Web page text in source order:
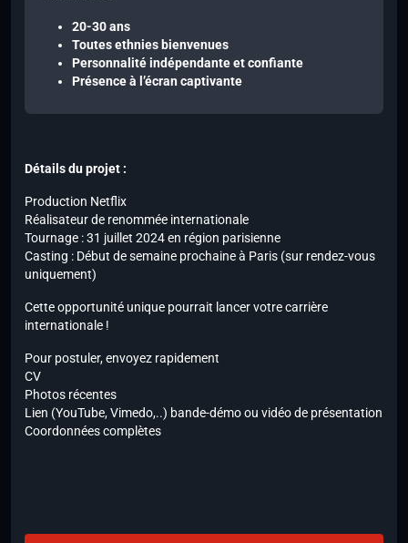
20-30 ans
Toutes ethnies bienvenues
Personnalité indépendante et confiante
Présence à l’écran captivante
Détails du projet :
Production Netflix
Réalisateur de renommée internationale
Tournage : 31 juillet 2024 en région parisienne
Casting : Début de semaine prochaine à Paris (sur rendez-vous
uniquement)
Cette opportunité unique pourrait lancer votre carrière
internationale !
Pour postuler, envoyez rapidement
CV
Photos récentes
Lien (YouTube, Vimedo,..) bande-démo ou vidéo de présentation
Coordonnées complètes